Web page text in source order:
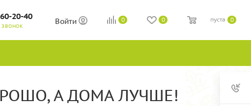
20-40
ЗВОНОК
Войти 0 0 0
пуста
А ДОМА ЛУЧШЕ!